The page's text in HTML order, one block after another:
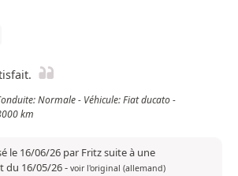
Normale - Véhicule: Fiat ducato -
km
le 16/06/26 par Fritz suite à une
du 16/05/26- voir l'original (allemand)